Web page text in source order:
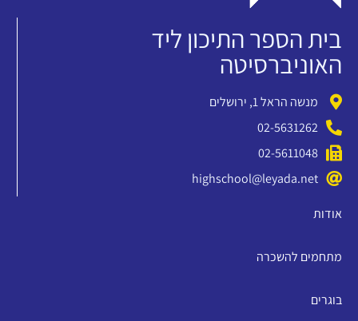
בית הספר התיכון ליד
האוניברסיטה
מנשה הראל 1, ירושלים
02-5631262
02-5611048
highschool@leyada.net
אודות
מתחמים להשכרה
בוגרים